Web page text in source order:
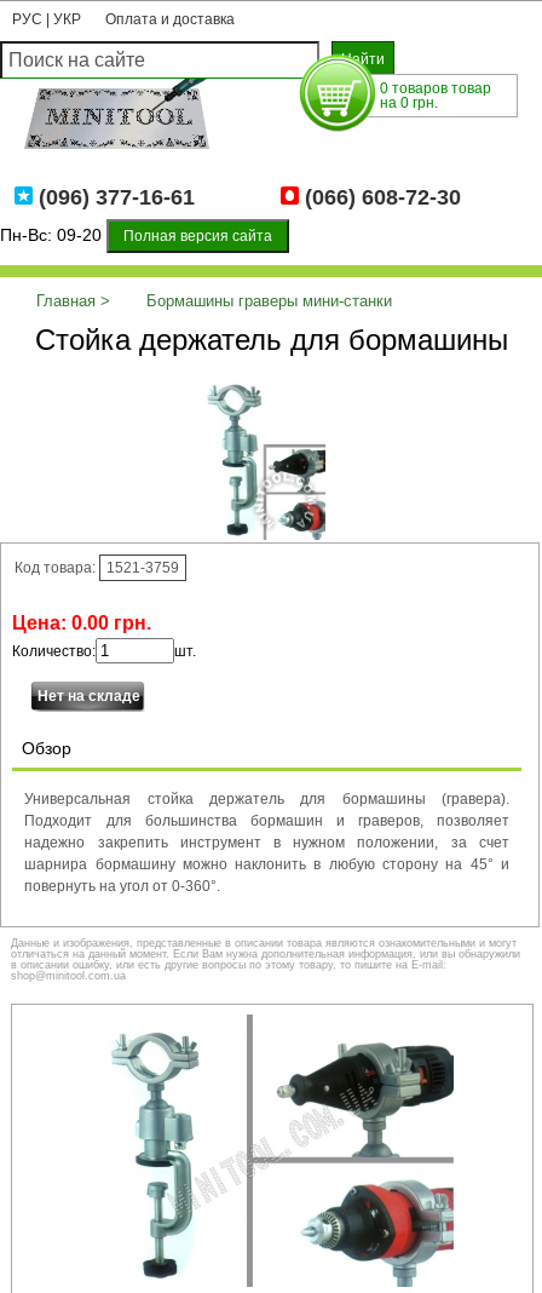
РУС УКР Оплата и доставка
0 товаров товар
на 0 грн.
(096) 377-16-61 (066) 608-72-30
Пн-Вс: 09-20 Полная версия сайта
Главная
Бормашины граверы мини-станки
Регуляторы, стойки, аксессуары для бормашин
Стойка
Стойка держатель для бормашины
Код товара: 1521-3759
Цена: 0.00 грн.
Количество: шт.
Обзор
Универсальная стойка держатель для бормашины (гравера).
Подходит для большинства бормашин и граверов, позволяет
надежно закрепить инструмент в нужном положении, за счет
шарнира бормашину можно наклонить в любую сторону на 45° и
повернуть на угол от 0-360°.
Данные и изображения, представленные в описании товара являются ознакомительными и могут
отличаться на данный момент. Если Вам нужна дополнительная информация, или вы обнаружили
в описании ошибку, или есть другие вопросы по этому товару, то пишите на E-mail:
shop@minitool.com.ua